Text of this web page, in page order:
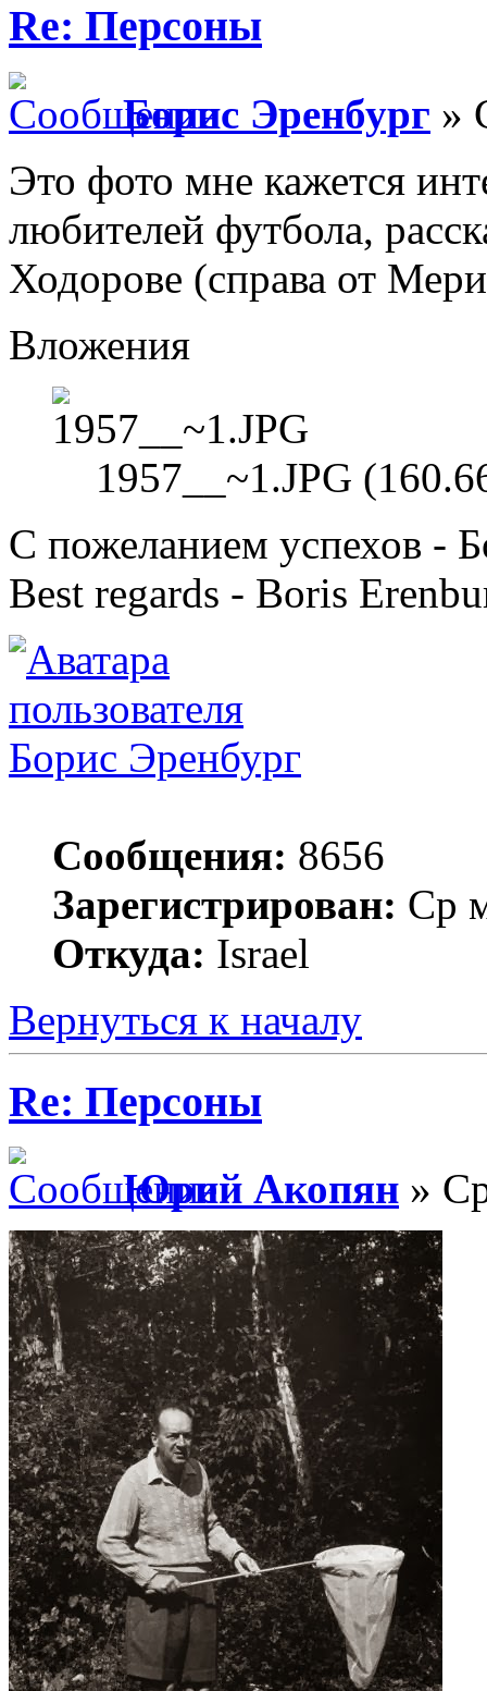
Re: Персоны
Борис Эренбург »
Это фото мне кажется
любителей футбола,
Ходорове (справа от
Вложения
1957__~1.JPG
С пожеланием успехов -
Best regards - Boris
Борис Эренбург
Сообщения: 8656
Зарегистрирован: Ср
Откуда: Israel
Вернуться к началу
Re: Персоны
Юрий Акопян »